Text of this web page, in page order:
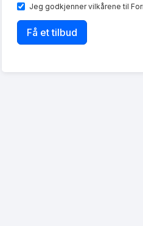
Jeg godkjennervilkårene til